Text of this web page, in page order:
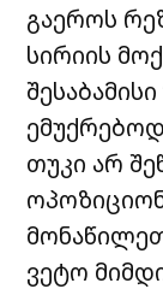
გაეროს
სირიის
თუკი არ
ვეტო